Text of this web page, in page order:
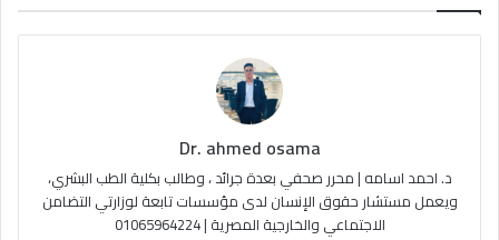
ب
u
e
ت
ا
م
ص
ا
ل
م
و
Dr. ahmed osama
د. احمد اسامه | محرر صحفي بعدة جرائد ، وطالب بكلية الطب البشري،
ويعمل مستشار حقوق الإنسان لدى مؤسسات تابعة لوزارتي التضامن
الاجتماعي والخارجية المصرية | 01065964224